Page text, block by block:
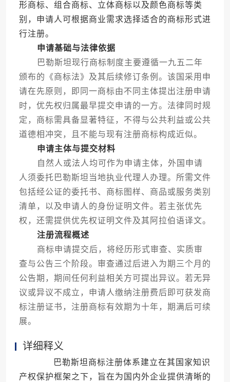
形商标、组合商标、立体商标以及颜色商标等类
别，申请人可根据商业需求选择适合的商标形式进
行注册。
申请基础与法律依据
巴勒斯坦现行商标制度主要遵循一九五二年
颁布的《商标法》及其后续修订条例。该国采用申
请在先原则，即同一商标由不同主体提出注册申请
时，优先权归属最早提交申请的一方。法律同时规
定，商标需具备显著特征，不得与公共利益或公共
道德相冲突，且不能与现有注册商标构成近似。
申请主体与提交材料
自然人或法人均可作为申请主体，外国申请
人须委托巴勒斯坦当地执业代理人办理。所需文件
包括经公证的委托书、商标图样、商品或服务类别
清单，以及申请人的身份证明文件。若主张优先
权，还需提供优先权证明文件及其阿拉伯语译文。
注册流程概述
商标申请提交后，将经历形式审查、实质审
查与公告三个阶段。审查通过后进入为期三个月的
公告期，期间任何利益相关方可提出异议。若无异
议或异议不成立，申请人缴纳注册费后即可获发商
标注册证书，注册商标有效期为十年，期满后可续
展。
详细释义
巴勒斯坦商标注册体系建立在其国家知识
产权保护框架之下，旨在为国内外企业提供清晰的